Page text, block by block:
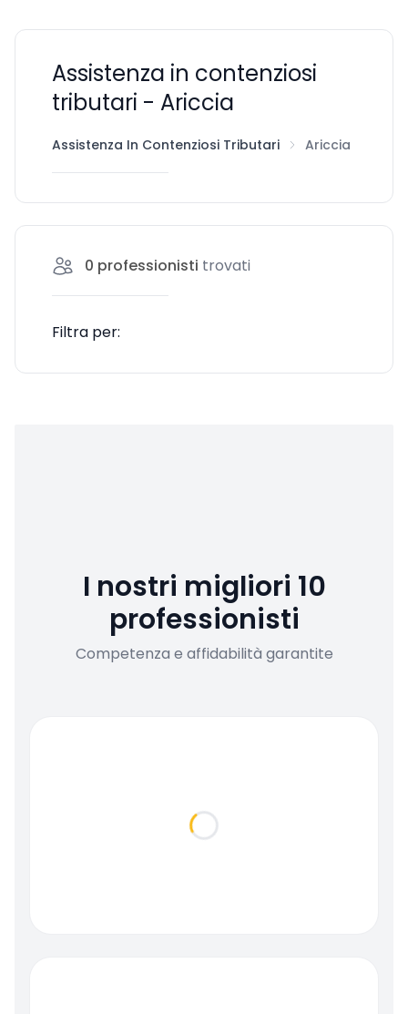
Assistenza in contenziosi
tributari - Ariccia
Assistenza In Contenziosi Tributari Ariccia
0 professionisti trovati
Filtra per:
I nostri migliori 10
professionisti
Competenza e affidabilità garantite
Loading...